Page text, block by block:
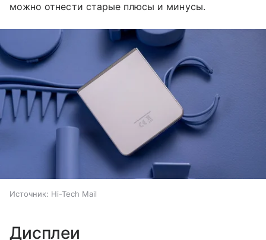
можно отнести старые плюсы и минусы.
Источник: Hi-Tech Mail
Дисплеи